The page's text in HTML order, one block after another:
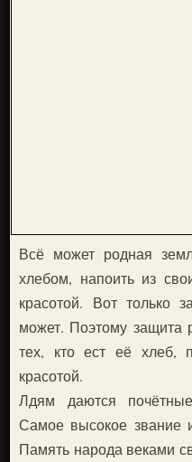
Всё может родная
хлебом, напоить из
красотой. Вот только
может. Поэтому защита
тех, кто ест её хлеб,
красотой.
Лдям даются
Самое высокое звание
Память народа веками